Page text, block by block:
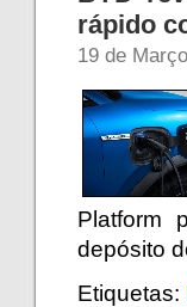
rápido
19 de
Platform
depósito
Etiquetas: